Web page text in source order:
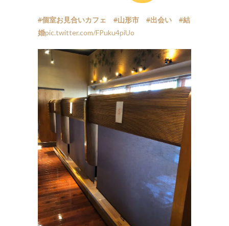
#個室お見合いカフェ #山形市 #出会い #結
婚pic.twitter.com/FPuku4piUo